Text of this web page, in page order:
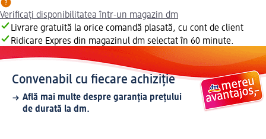
Verificați disponibilitatea într-un magazin dm
Livrare gratuită la orice comandă plasată, cu cont de client
Ridicare Expres din magazinul dm selectat în 60 minute.
Convenabil cu fiecare achiziție
Află mai multe despre garanția prețului
de durată la dm.